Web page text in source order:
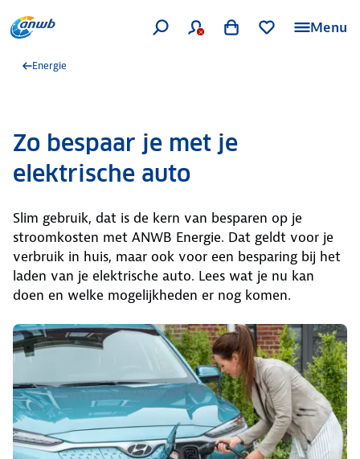
Menu
Energie
Zo bespaar je met je
elektrische auto
Slim gebruik, dat is de kern van besparen op je
stroomkosten met ANWB Energie. Dat geldt voor je
verbruik in huis, maar ook voor een besparing bij het
laden van je elektrische auto. Lees wat je nu kan
doen en welke mogelijkheden er nog komen.